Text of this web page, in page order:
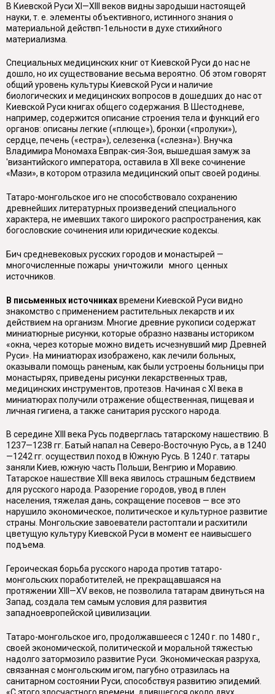
В Киевской Руси XI—XIII веков видны зародыши настоящей
науки, т. е. элементы объективного, истинного знания о
материальной действп-1ельности в духе стихийного
материализма.
Специальных медицинских книг от Киевской Руси до нас не
дошло, но их существование весьма вероятно. Об этом говорят
общий уровень культуры Киевской Руси и наличие
биологических и медицинских вопросов в дошедших до нас от
Киевской Руси книгах общего содержания. В Шестодневе,
например, содержится описание строения тела и функций его
органов: описаны легкие («плюще»), бронхи («пролуки»),
сердце, печень («естра»), селезенка («слезна»). Внучка
Владимира Мономаха Евпрак-сия-Зоя, вышедшая замуж за
'византийского императора, оставила в XII веке сочинение
«Мази», в котором отразила медицинский опыт своей родины.
Татаро-монгольское иго не способствовало сохранению
древнейших литературных произведений специального
характера, не имевших такого широкого распространения, как
богословские сочинения или юридические кодексы.
Бич средневековых русских городов и монастырей —
многочисленные пожары уничтожили много ценных
источников.
В письменных источникахвремени Киевской Руси видно
знакомство с применением растительных лекарств и их
действием на организм. Многие древние рукописи содержат
миниатюрные рисунки, которые образно названы историком
«окна, через которые можно видеть исчезнувший мир Древней
Руси». На миниатюрах изображено, как лечили больных,
оказывали помощь раненым, как были устроены больницы при
монастырях, приведены рисунки лекарственных трав,
медицинских инструментов, протезов. Начиная с XI века в
миниатюрах получили отражение общественная, пищевая и
личная гигиена, а также санитария русского народа.
В середине XIII века Русь подверглась татарскому нашествию. В
1237—1238 гг. Батый напал на Северо-Восточную Русь, а в 1240
—1242 гг. осуществил поход в Южную Русь. В 1240 г. татары
заняли Киев, южную часть Польши, Венгрию и Моравию.
Татарское нашествие XIII века явилось страшным бедствием
для русского народа. Разорение городов, увод в плен
населения, тяжелая дань, сокращение посевов — все это
нарушило экономическое, политическое и культурное развитие
страны. Монгольские завоеватели растоптали и расхитили
цветущую культуру Киевской Руси в момент ее наивысшего
подъема.
Героическая борьба русского народа против татаро-
монгольских поработителей, не прекращавшаяся на
протяжении XIII—XV веков, не позволила татарам двинуться на
Запад, создала тем самым условия для развития
западноевропейской цивилизации.
Татаро-монгольское иго, продолжавшееся с 1240 г. по 1480 г.,
своей экономической, политической и моральной тяжестью
надолго затормозило развитие Руси. Экономическая разруха,
связанная с монгольским игом, пагубно отразилась на
санитарном состоянии Руси, способствуя развитию эпидемий.